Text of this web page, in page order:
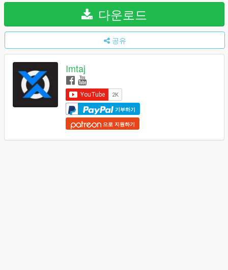
다운로드
공유
Imtaj
기부하기
으로 지원하기